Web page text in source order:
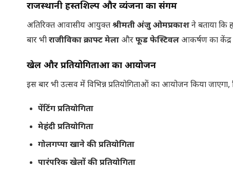
राजस्थानी हस्तशिल्प और व्यंजनों का संगम
अतिरिक्त आवासीय आयुक्तश्रीमती अंजु ओमप्रकाशने बताया कि
बार भीराजीविका क्राफ्ट मेला औरफूड फेस्टिवल आकर्षण का केंद्र
खेल और प्रतियोगिताओं का आयोजन
इस बार भी उत्सव में विभिन्न प्रतियोगिताओं का आयोजन किया
पेंटिंग प्रतियोगिता
मेहंदी प्रतियोगिता
गोलगप्पा खाने की प्रतियोगिता
पारंपरिक खेलों की प्रतियोगिता